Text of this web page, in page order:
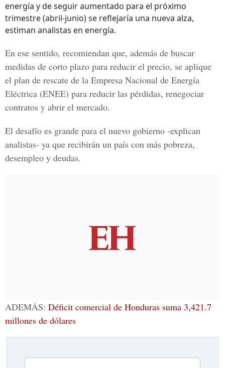
energía y de seguir aumentado para el próximo
trimestre (abril-junio) se reflejaría una nueva alza,
estiman analistas en energía.
En ese sentido, recomiendan que, además de buscar
medidas de corto plazo para reducir el precio, se aplique
el plan de rescate de la Empresa Nacional de Energía
Eléctrica (ENEE) para reducir las pérdidas, renegociar
contratos y abrir el mercado.
El desafío es grande para el nuevo gobierno -explican
analistas- ya que recibirán un país con más pobreza,
desempleo y deudas.
ADEMÁS: Déficit comercial de Honduras suma 3,421.7
millones de dólares